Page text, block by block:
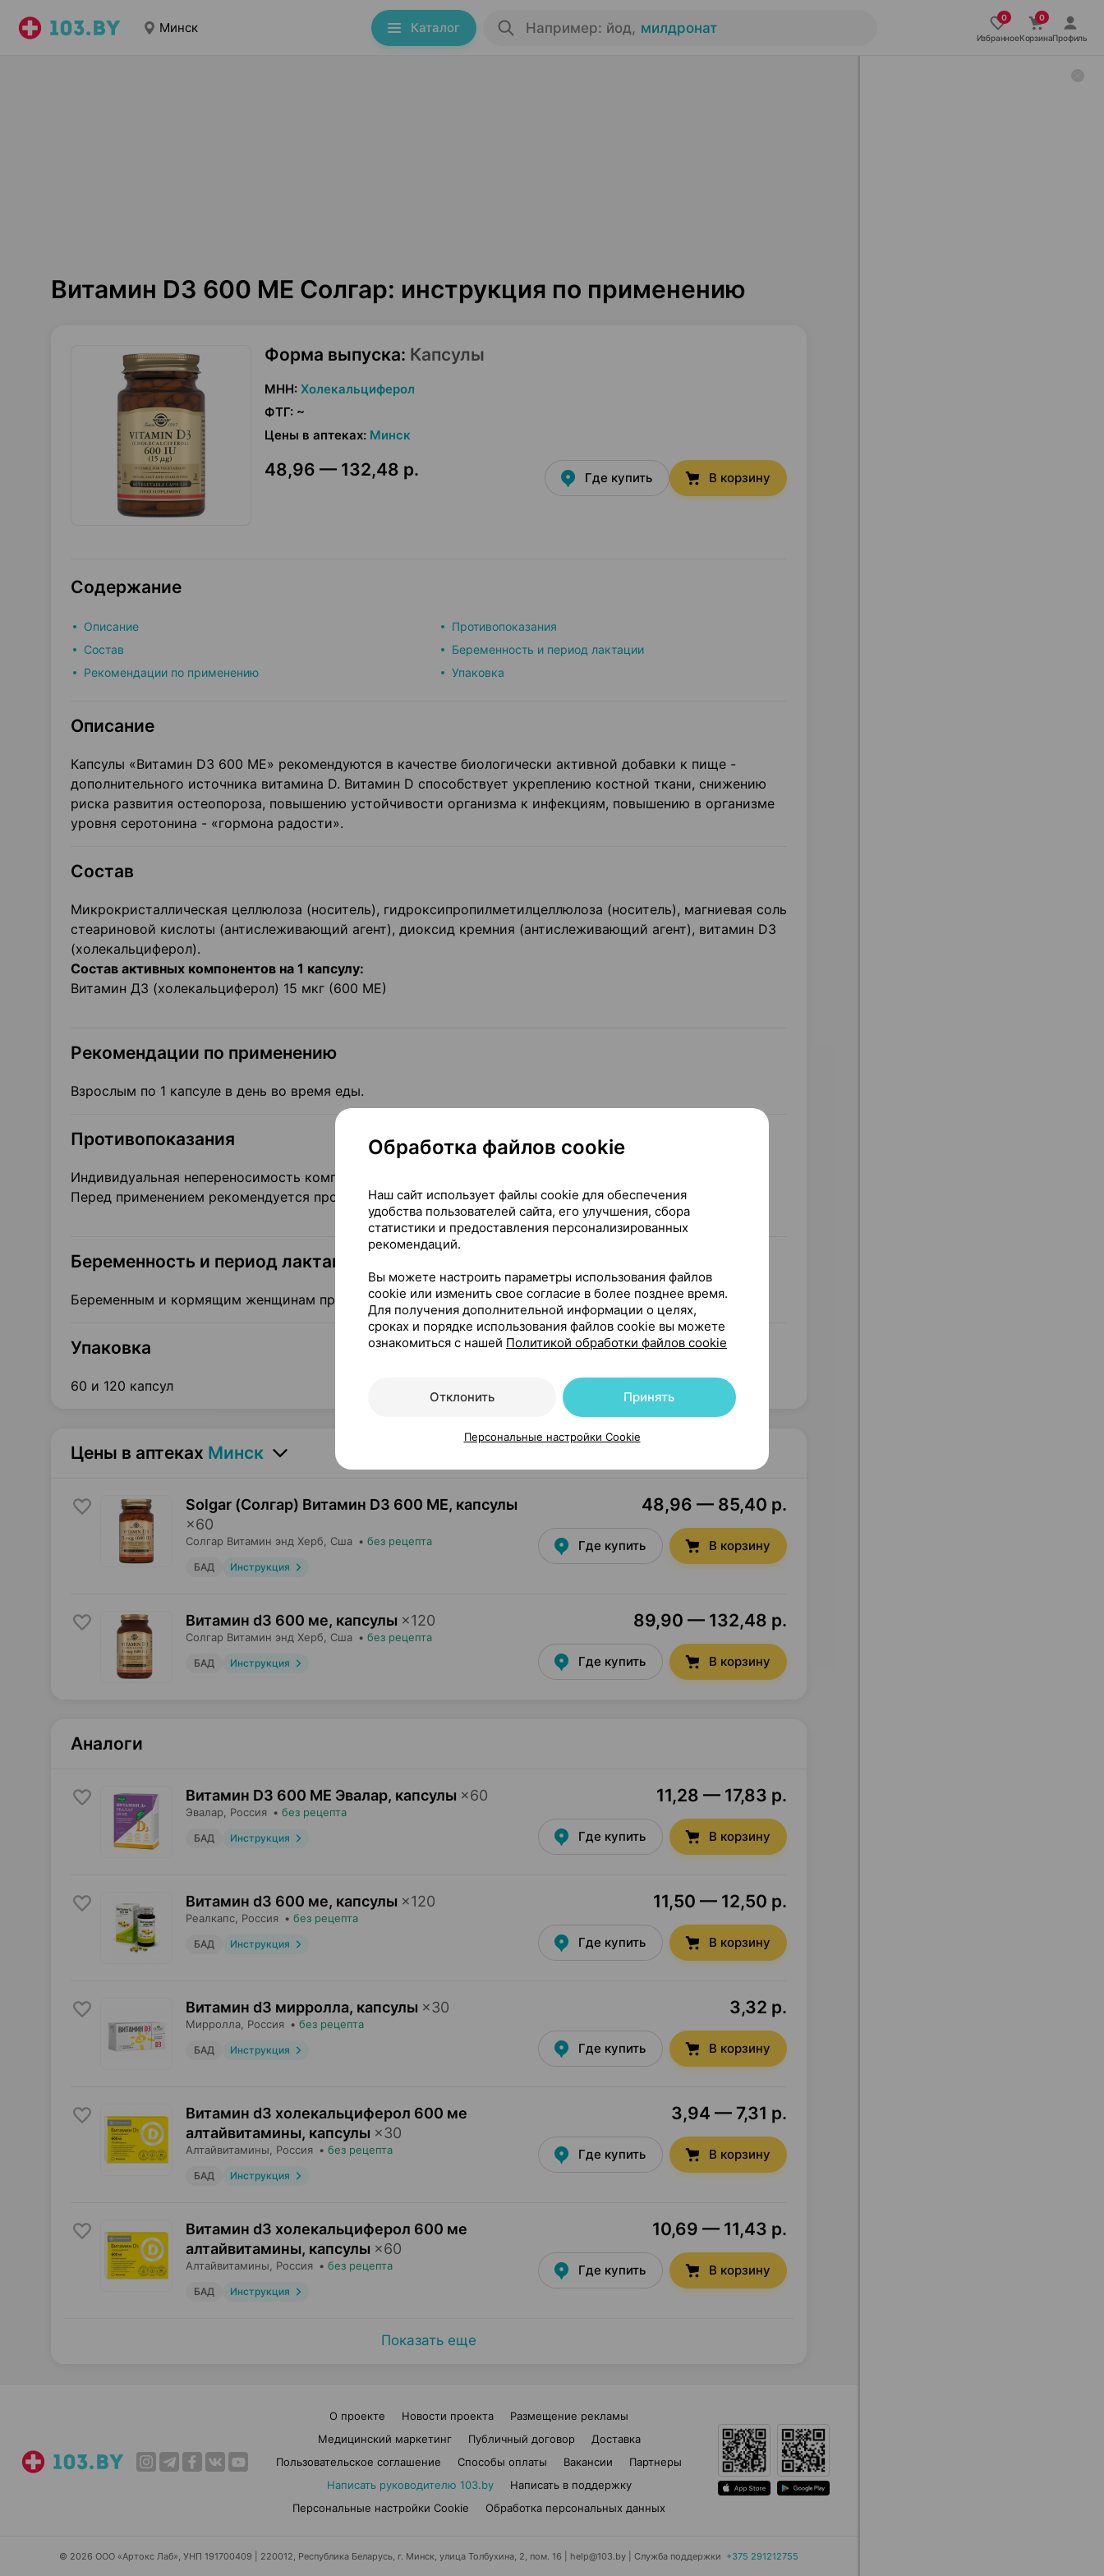
Минск Каталог Например: йод, милдронат
ИзбранноеКорзинаПрофиль
Витамин D3 600 ME Солгар: инструкция по применению
Форма выпуска: Капсулы
МНН: Холекальциферол
ФТГ: ~
Цены в аптеках: Минск
48,96 — 132,48 р. Где купить В корзину
Содержание
Описание
Состав
Рекомендации по применению
Противопоказания
Беременность и период лактации
Упаковка
Описание
Капсулы «Витамин D3 600 МЕ» рекомендуются в качестве биологически активной добавки к пище -
дополнительного источника витамина D. Витамин D способствует укреплению костной ткани, снижению
риска развития остеопороза, повышению устойчивости организма к инфекциям, повышению в организме
уровня серотонина - «гормона радости».
Состав
Микрокристаллическая целлюлоза (носитель), гидроксипропилметилцеллюлоза (носитель), магниевая соль
стеариновой кислоты (антислеживающий агент), диоксид кремния (антислеживающий агент), витамин D3
(холекальциферол).
Состав активных компонентов на 1 капсулу:
Витамин ДЗ (холекальциферол) 15 мкг (600 МЕ)
Рекомендации по применению
Взрослым по 1 капсуле в день во время еды.
Противопоказания
Индивидуальная непереносимость компонентов.
Перед применением рекомендуется проконсультироваться с врачом.
Беременность и период лактации
Беременным и кормящим женщинам принимать по рекомендации и под наблюдением врача.
Упаковка
60 и 120 капсул
Цены в аптеках Минск
Solgar (Солгар) Витамин D3 600 МЕ, капсулы
×60
Солгар Витамин энд Херб , Сша • без рецепта
БАД Инструкция
48,96 — 85,40 р.
Где купить В корзину
Витамин d3 600 ме, капсулы ×120
Солгар Витамин энд Херб , Сша • без рецепта
БАД Инструкция
89,90 — 132,48 р.
Где купить В корзину
Аналоги
Витамин D3 600 ME Эвалар, капсулы ×60
Эвалар , Россия • без рецепта
БАД Инструкция
11,28 — 17,83 р.
Где купить В корзину
Витамин d3 600 ме, капсулы ×120
Реалкапс , Россия • без рецепта
БАД Инструкция
11,50 — 12,50 р.
Где купить В корзину
Витамин d3 мирролла, капсулы ×30
Мирролла , Россия • без рецепта
БАД Инструкция
3,32 р.
Где купить В корзину
Витамин d3 холекальциферол 600 ме
алтайвитамины, капсулы ×30
Алтайвитамины , Россия • без рецепта
БАД Инструкция
3,94 — 7,31 р.
Где купить В корзину
Витамин d3 холекальциферол 600 ме
алтайвитамины, капсулы ×60
Алтайвитамины , Россия • без рецепта
БАД Инструкция
10,69 — 11,43 р.
Где купить В корзину
Показать еще
О проекте Новости проекта
Размещение рекламы
Медицинский маркетинг
Публичный договор
Доставка
Пользовательское соглашение
Способы оплаты Вакансии
Партнеры
Написать руководителю 103.by
Написать в поддержку
Персональные настройки Cookie
Обработка персональных данных
© 2026 ООО «Артокс Лаб», УНП 191700409 | 220012, Республика Беларусь, г. Минск, улица Толбухина, 2, пом. 16 | help@103.by Служба поддержки +375 291212755
Обработка файлов cookie
Наш сайт использует файлы cookie для обеспечения
удобства пользователей сайта, его улучшения, сбора
статистики и предоставления персонализированных
рекомендаций.
Вы можете настроить параметры использования файлов
cookie или изменить свое согласие в более позднее время.
Для получения дополнительной информации о целях,
сроках и порядке использования файлов cookie вы можете
ознакомиться с нашей Политикой обработки файлов cookie
Отклонить Принять
Персональные настройки Cookie